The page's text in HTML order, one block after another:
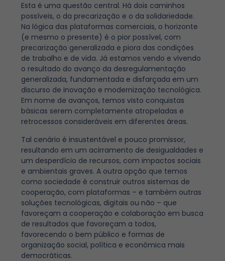
Esta é uma questão central. Há dois caminhos
possíveis, o da precarização e o da solidariedade.
Na lógica das plataformas comerciais, o horizonte
(e mesmo o presente) é o pior possível, com
precarização generalizada e piora das condições
de trabalho e de vida. Já estamos vendo e vivendo
o resultado do avanço da desregulamentação
generalizada, fundamentada e disfarçada em um
discurso de inovação e modernização tecnológica.
Em nome de avanços, temos visto conquistas
básicas serem completamente atropeladas e
retrocessos consideráveis em diferentes áreas.
Tal cenário é insustentável e pouco promissor,
resultando em um acirramento de desigualdades e
um desperdício de recursos, com impactos sociais
e ambientais graves. A outra opção que temos
como sociedade é construir outros sistemas de
cooperação, com plataformas – e também outras
soluções tecnológicas, digitais ou não – que
favoreçam a cooperação e colaboração em busca
de resultados que favoreçam a todos,
favorecendo o bem público e formas de
organização social, política e econômica mais
democráticas.